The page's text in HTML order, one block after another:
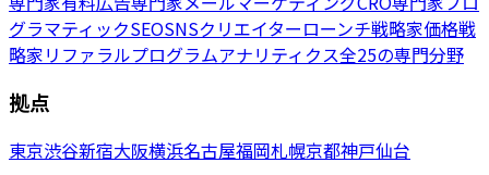
グラマティックSEOSNSクリエイターローンチ戦略家価格戦
略家リファラルプログラムアナリティクス全25の専門分野
拠点
東京渋谷新宿大阪横浜名古屋福岡札幌京都神戸仙台